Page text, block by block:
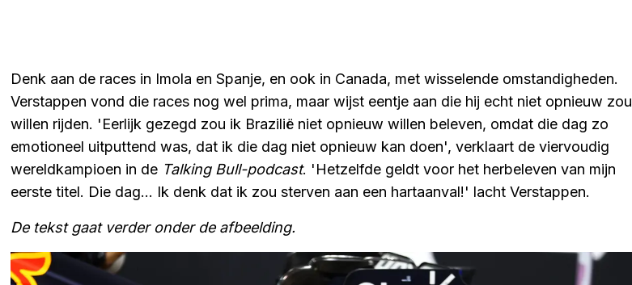
Denk aan de races in Imola en Spanje, en ook in Canada, met wisselende omstandigheden.
Verstappen vond die races nog wel prima, maar wijst eentje aan die hij echt niet opnieuw zou
willen rijden. 'Eerlijk gezegd zou ik Brazilië niet opnieuw willen beleven, omdat die dag zo
emotioneel uitputtend was, dat ik die dag niet opnieuw kan doen', verklaart de viervoudig
wereldkampioen in de Talking Bull-podcast. 'Hetzelfde geldt voor het herbeleven van mijn
eerste titel. Die dag... Ik denk dat ik zou sterven aan een hartaanval!' lacht Verstappen.
De tekst gaat verder onder de afbeelding.